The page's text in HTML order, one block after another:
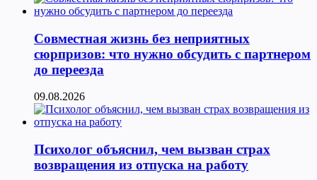
Совместная жизнь без неприятных
сюрпризов: что нужно обсудить с партнером
до переезда
09.08.2026
Психолог объяснил, чем вызван страх
возвращения из отпуска на работу